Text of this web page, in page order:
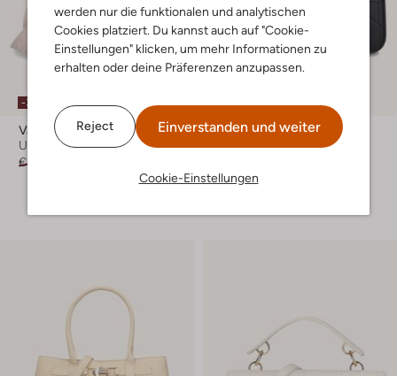
werden nur die funktionalen und analytischen
Cookies platziert. Du kannst auch auf "Cookie-
Einstellungen" klicken, um mehr Informationen zu
erhalten oder deine Präferenzen anzupassen.
Reject Einverstanden und weiter
Cookie-Einstellungen
-30%
Valentino Bags
Umhängetasche
€ 99,99
Valentino Bags
Umhängetasche